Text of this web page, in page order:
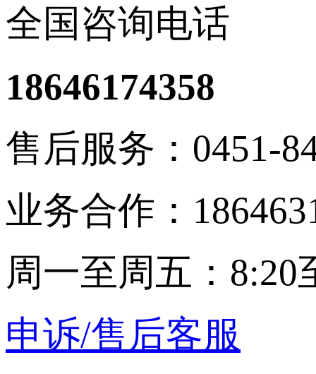
全国咨询电话
18646174358
售后服务：0451-
业务合作：
周一至周五：8:20
申诉/售后客服